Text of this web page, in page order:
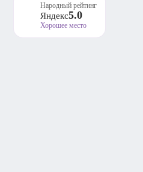
Народный рейтинг
Яндекс5.0
Хорошее место